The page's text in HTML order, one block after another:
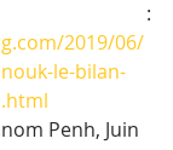
2019/06/
le-bilan-
Penh, Juin